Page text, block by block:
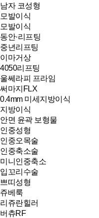
남자 코성형
모발이식
모발이식
동안·리프팅
중년리프팅
이마거상
4050리프팅
울쎄라피 프라임
써마지FLX
0.4mm 미세지방이식
지방이식
안면 윤곽 보형물
인중성형
인중오목술
인중축소술
미니인중축소
입꼬리수술
쁘띠성형
쥬베룩
리쥬란힐러
버츄RF